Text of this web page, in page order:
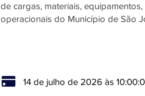
de cargas, materiais,
operacionais do Município de São
14 de julho de 2026 às